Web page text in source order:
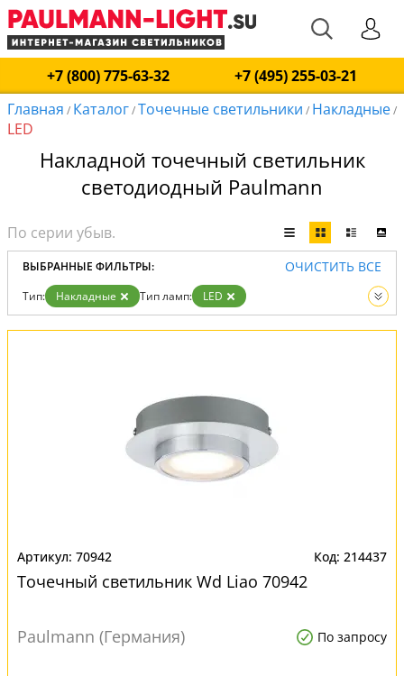
+7 (800) 775-63-32
+7 (495) 255-03-21
Главная / Каталог/Точечные светильники / Накладные/
LED
Накладной точечный светильник
светодиодный Paulmann
ВЫБРАННЫЕ ФИЛЬТРЫ: ОЧИСТИТЬ ВСЕ
Тип: Накладные Тип ламп:
LED
Вид:
Точечные светильники
70942 214437
Точечный светильник Wd Liao 70942
Paulmann (Германия) По запросу